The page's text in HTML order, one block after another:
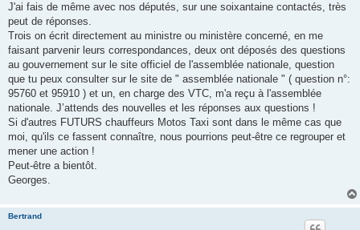
J'ai fais de même avec nos députés, sur une soixantaine contactés, très
peut de réponses.
Trois on écrit directement au ministre ou ministère concerné, en me
faisant parvenir leurs correspondances, deux ont déposés des questions
au gouvernement sur le site officiel de l'assemblée nationale, question
que tu peux consulter sur le site de " assemblée nationale " ( question n°:
95760 et 95910 ) et un, en charge des VTC, m'a reçu à l'assemblée
nationale. J’attends des nouvelles et les réponses aux questions !
Si d'autres FUTURS chauffeurs Motos Taxi sont dans le même cas que
moi, qu'ils ce fassent connaître, nous pourrions peut-être ce regrouper et
mener une action !
Peut-être a bientôt.
Georges.
Bertrand